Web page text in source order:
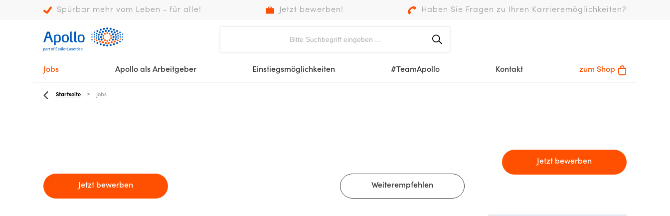
Spürbar mehr vom Leben - für alle! Jetzt bewerben! Haben Sie Fragen zu Ihren Karrieremöglichkeiten?
Jobs Apollo als Arbeitgeber Einstiegsmöglichkeiten #TeamApollo Kontakt zum Shop
Startseite Jobs
Jetzt bewerben Weiterempfehlen
Jetzt bewerben